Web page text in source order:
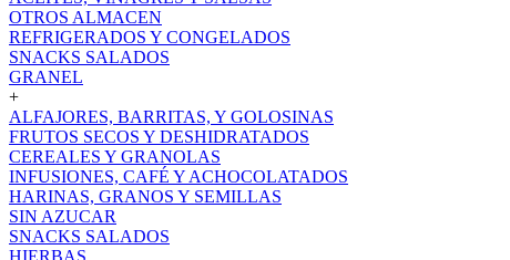
OTROS ALMACEN
REFRIGERADOS Y CONGELADOS
SNACKS SALADOS
GRANEL
+
ALFAJORES, BARRITAS, Y GOLOSINAS
FRUTOS SECOS Y DESHIDRATADOS
CEREALES Y GRANOLAS
INFUSIONES, CAFÉ Y ACHOCOLATADOS
HARINAS, GRANOS Y SEMILLAS
SIN AZUCAR
SNACKS SALADOS
HIERBAS